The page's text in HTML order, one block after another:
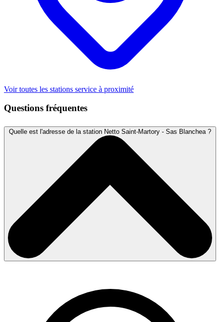
Voir toutes les stations service à proximité
Questions fréquentes
Quelle est l'adresse de la station Netto Saint-Martory - Sas Blanchea ?